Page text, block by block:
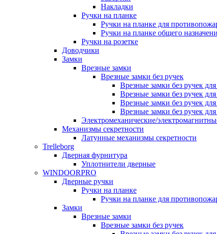
Накладки
Ручки на планке
Ручки на планке для
Ручки на планке общего
Ручки на розетке
Доводчики
Замки
Врезные замки
Врезные замки без ручек
Врезные замки без ручек
Врезные замки без ручек
Врезные замки без ручек
Врезные замки без ручек
Электромеханические/
Механизмы секретности
Латунные механизмы секретности
Trelleborg
Дверная фурнитура
Уплотнители дверные
WINDOORPRO
Дверные ручки
Ручки на планке
Ручки на планке для
Замки
Врезные замки
Врезные замки без ручек